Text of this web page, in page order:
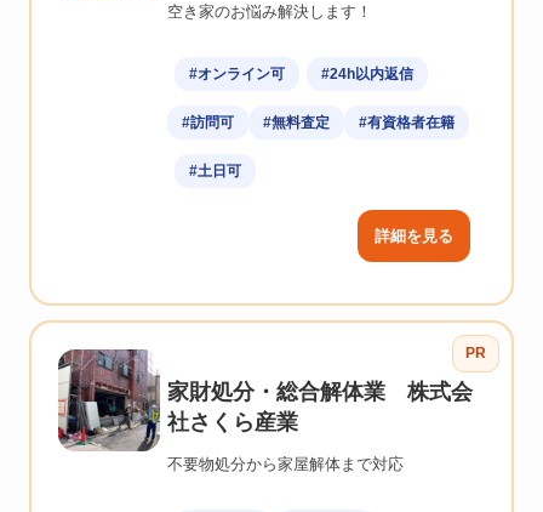
空き家のお悩み解決します！
#オンライン可 #24h以内返信
#訪問可 #無料査定 #有資格者在籍
#土日可
詳細を見る
PR
家財処分・総合解体業 株式会
社さくら産業
不要物処分から家屋解体まで対応